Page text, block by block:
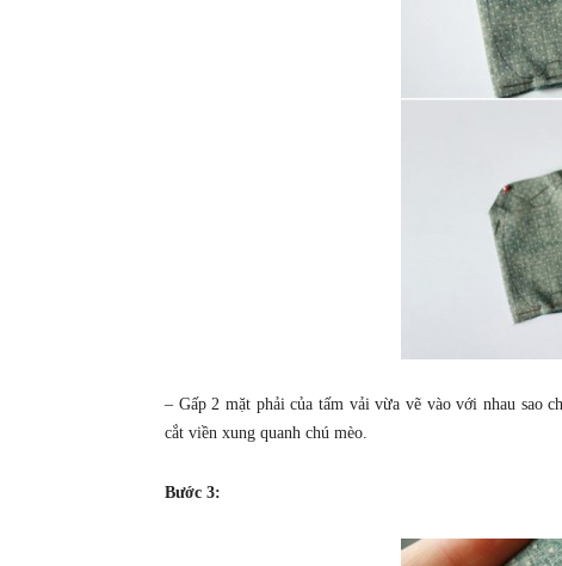
– Gấp 2 mặt phải của tấm vải vừa vẽ vào với nhau sao
cắt viền xung quanh chú mèo.
Bước 3: